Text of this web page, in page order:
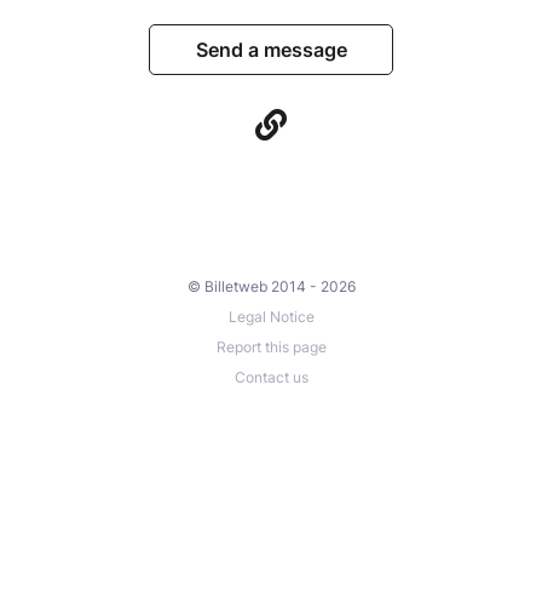
Send a message
© Billetweb 2014 - 2026
Legal Notice
Report this page
Contact us